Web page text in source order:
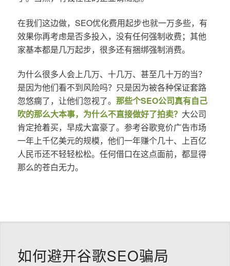
在我们这边做，SEO优化费用起步也就一万多些，有
效果你再考虑是否多投入，没有任何强制收费；其他
家基本都是几万起步，很多还有捆绑强制消费。
为什么很多人会上几万、十几万、甚至几十万的当？
是因为他们看不到风险吗？只是因为被各种保证套路
忽悠瘸了，让他们忽视了。 那些个SEO公司真有自己
吹的那么大本事，为什么不直接做好了拍卖？ 大公司
肯定抢着买，早成大富豪了。参考谷歌竞价广告市场
一年上千亿美元的规模，他们一年赚个几十、上百亿
人民币还不轻轻松松。任何借口在这点面前，都显得
那么的苍白无力。
如何避开谷歌SEO骗局